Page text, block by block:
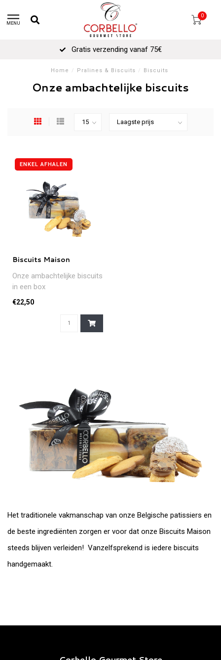
MENU
0
Gratis verzending vanaf 75€
Home / Pralines & Biscuits / Biscuits
Onze ambachtelijke biscuits
ENKEL AFHALEN
Biscuits Maison
Onze ambachtelijke biscuits
in een box
€22,50
Het traditionele vakmanschap van onze Belgische patissiers en
de beste ingrediënten zorgen er voor dat onze Biscuits Maison
steeds blijven verleiden! Vanzelfsprekend is iedere biscuits
handgemaakt.